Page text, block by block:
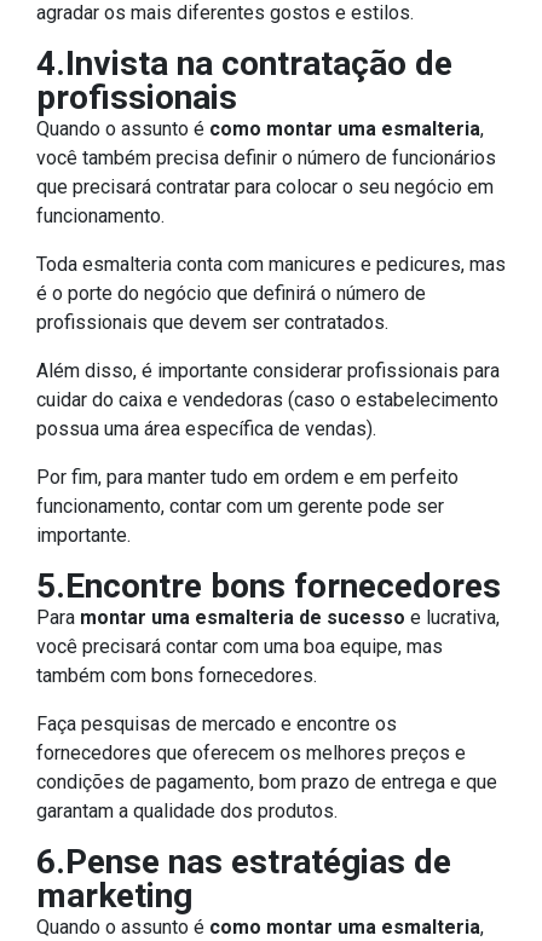
agradar os mais diferentes gostos e estilos.
4.Invista na contratação de
profissionais
Quando o assunto é como montar uma esmalteria,
você também precisa definir o número de funcionários
que precisará contratar para colocar o seu negócio em
funcionamento.
Toda esmalteria conta com manicures e pedicures, mas
é o porte do negócio que definirá o número de
profissionais que devem ser contratados.
Além disso, é importante considerar profissionais para
cuidar do caixa e vendedoras (caso o estabelecimento
possua uma área específica de vendas).
Por fim, para manter tudo em ordem e em perfeito
funcionamento, contar com um gerente pode ser
importante.
5.Encontre bons fornecedores
Para montar uma esmalteria de sucesso e lucrativa,
você precisará contar com uma boa equipe, mas
também com bons fornecedores.
Faça pesquisas de mercado e encontre os
fornecedores que oferecem os melhores preços e
condições de pagamento, bom prazo de entrega e que
garantam a qualidade dos produtos.
6.Pense nas estratégias de
marketing
Quando o assunto é como montar uma esmalteria,